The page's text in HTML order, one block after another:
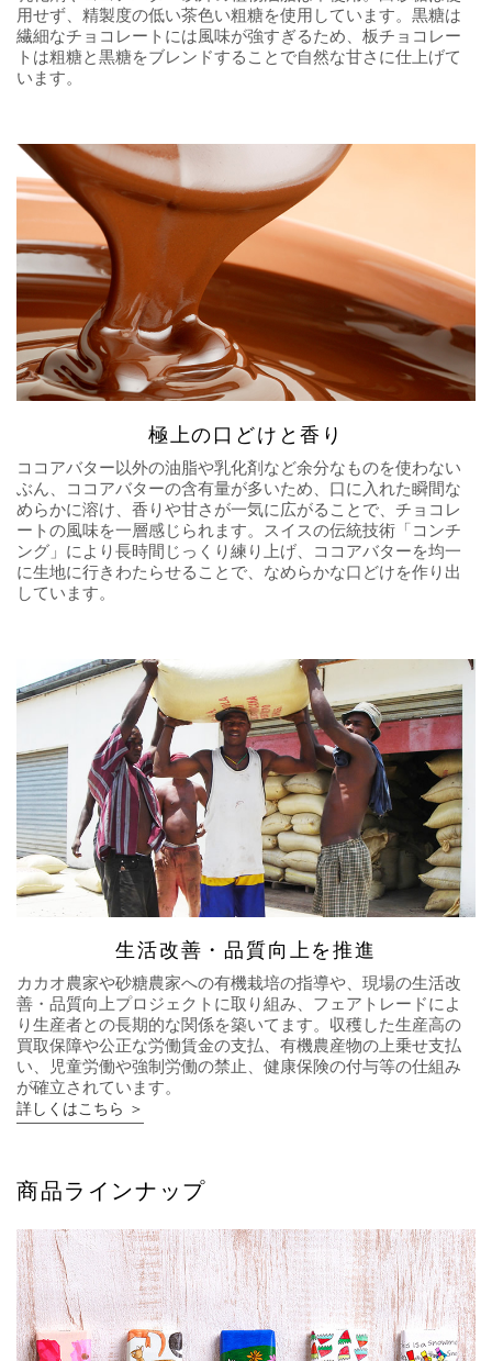
用せず、精製度の低い茶色い粗糖を使用しています。黒糖は
繊細なチョコレートには風味が強すぎるため、板チョコレー
トは粗糖と黒糖をブレンドすることで自然な甘さに仕上げて
います。
極上の口どけと香り
ココアバター以外の油脂や乳化剤など余分なものを使わない
ぶん、ココアバターの含有量が多いため、口に入れた瞬間な
めらかに溶け、香りや甘さが一気に広がることで、チョコレ
ートの風味を一層感じられます。スイスの伝統技術「コンチ
ング」により長時間じっくり練り上げ、ココアバターを均一
に生地に行きわたらせることで、なめらかな口どけを作り出
しています。
生活改善・品質向上を推進
カカオ農家や砂糖農家への有機栽培の指導や、現場の生活改
善・品質向上プロジェクトに取り組み、フェアトレードによ
り生産者との長期的な関係を築いてます。収穫した生産高の
買取保障や公正な労働賃金の支払、有機農産物の上乗せ支払
い、児童労働や強制労働の禁止、健康保険の付与等の仕組み
が確立されています。
詳しくはこちら ＞
商品ラインナップ